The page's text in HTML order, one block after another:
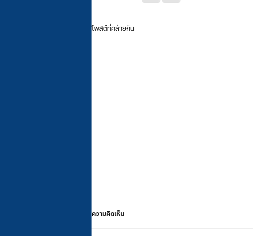
โพสต์ที่คล้ายกัน
ความคิดเห็น